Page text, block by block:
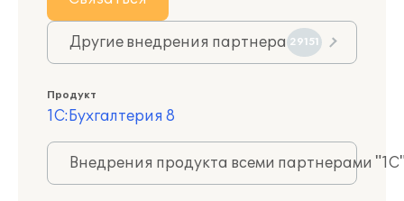
Другие внедрения партнера 29151
Продукт
1С:Бухгалтерия 8
Внедрения продукта всеми партнерами